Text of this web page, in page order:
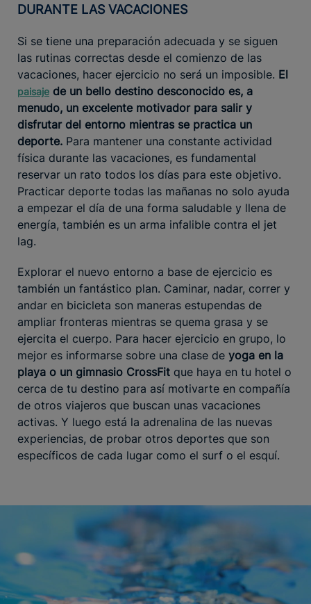
DURANTE LAS VACACIONES
Si se tiene una preparación adecuada y se siguen
las rutinas correctas desde el comienzo de las
vacaciones, hacer ejercicio no será un imposible. El
paisaje de un bello destino desconocido es, a
menudo, un excelente motivador para salir y
disfrutar del entorno mientras se practica un
deporte. Para mantener una constante actividad
física durante las vacaciones, es fundamental
reservar un rato todos los días para este objetivo.
Practicar deporte todas las mañanas no solo ayuda
a empezar el día de una forma saludable y llena de
energía, también es un arma infalible contra el jet
lag.
Explorar el nuevo entorno a base de ejercicio es
también un fantástico plan. Caminar, nadar, correr y
andar en bicicleta son maneras estupendas de
ampliar fronteras mientras se quema grasa y se
ejercita el cuerpo. Para hacer ejercicio en grupo, lo
mejor es informarse sobre una clase de yoga en la
playa o un gimnasio CrossFit que haya en tu hotel o
cerca de tu destino para así motivarte en compañía
de otros viajeros que buscan unas vacaciones
activas. Y luego está la adrenalina de las nuevas
experiencias, de probar otros deportes que son
específicos de cada lugar como el surf o el esquí.